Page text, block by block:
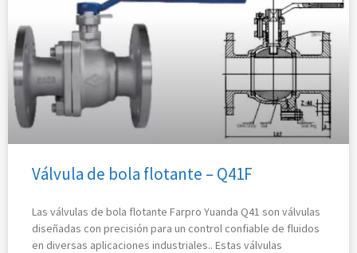
Válvula de bola flotante – Q41F
Las válvulas de bola flotante Farpro Yuanda Q41 son válvulas
diseñadas con precisión para un control confiable de fluidos
en diversas aplicaciones industriales.. Estas válvulas